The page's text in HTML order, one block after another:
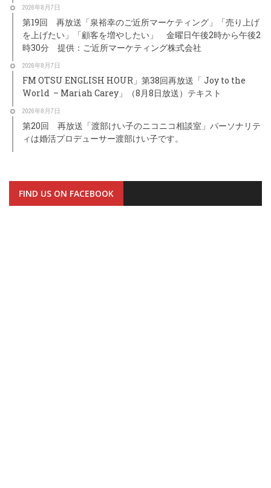
2026年8月7日
第19回 再放送「泉裕幸のご近所マーケティング」「売り上げ
を上げたい」「顧客を増やしたい」 金曜日午後2時から午後2
時30分 提供：ご近所マーケティング株式会社
2026年8月7日
FM OTSU ENGLISH HOUR」第38回再放送「 Joy to the
World – Mariah Carey」（8月8日放送）テキスト
2026年8月7日
第20回 再放送「渡部けい子のニコニコ相談室」パーソナリテ
ィは婚活プロデューサー渡部けい子です。
FIND US ON FACEBOOK